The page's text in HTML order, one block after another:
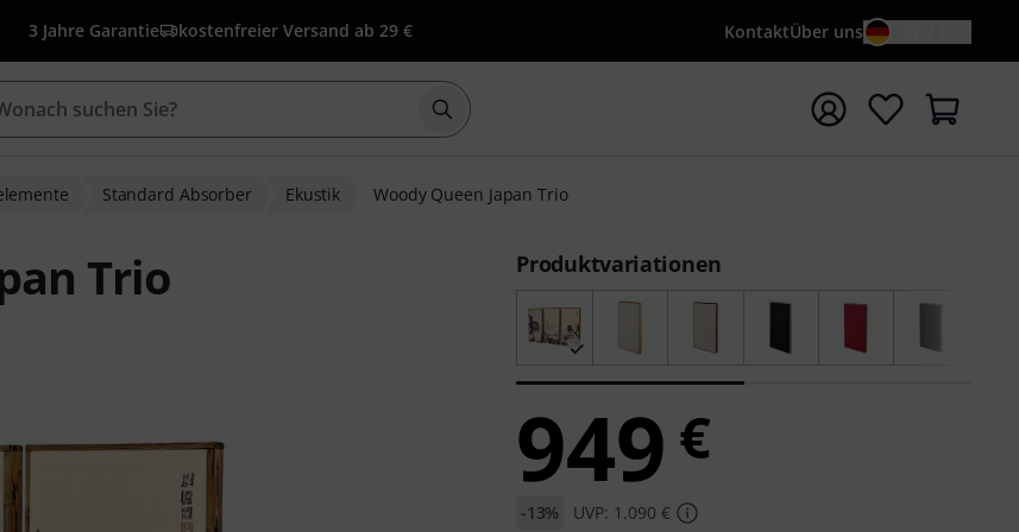
3 Jahre Garantie kostenfreier Versand ab 29 € KontaktÜber uns
Suche mit Suchwort {searchTerm} starten
Standard Absorber Ekustik Woody Queen Japan Trio
Trio Produktvariationen
949 €
-13% UVP: 1.090 €